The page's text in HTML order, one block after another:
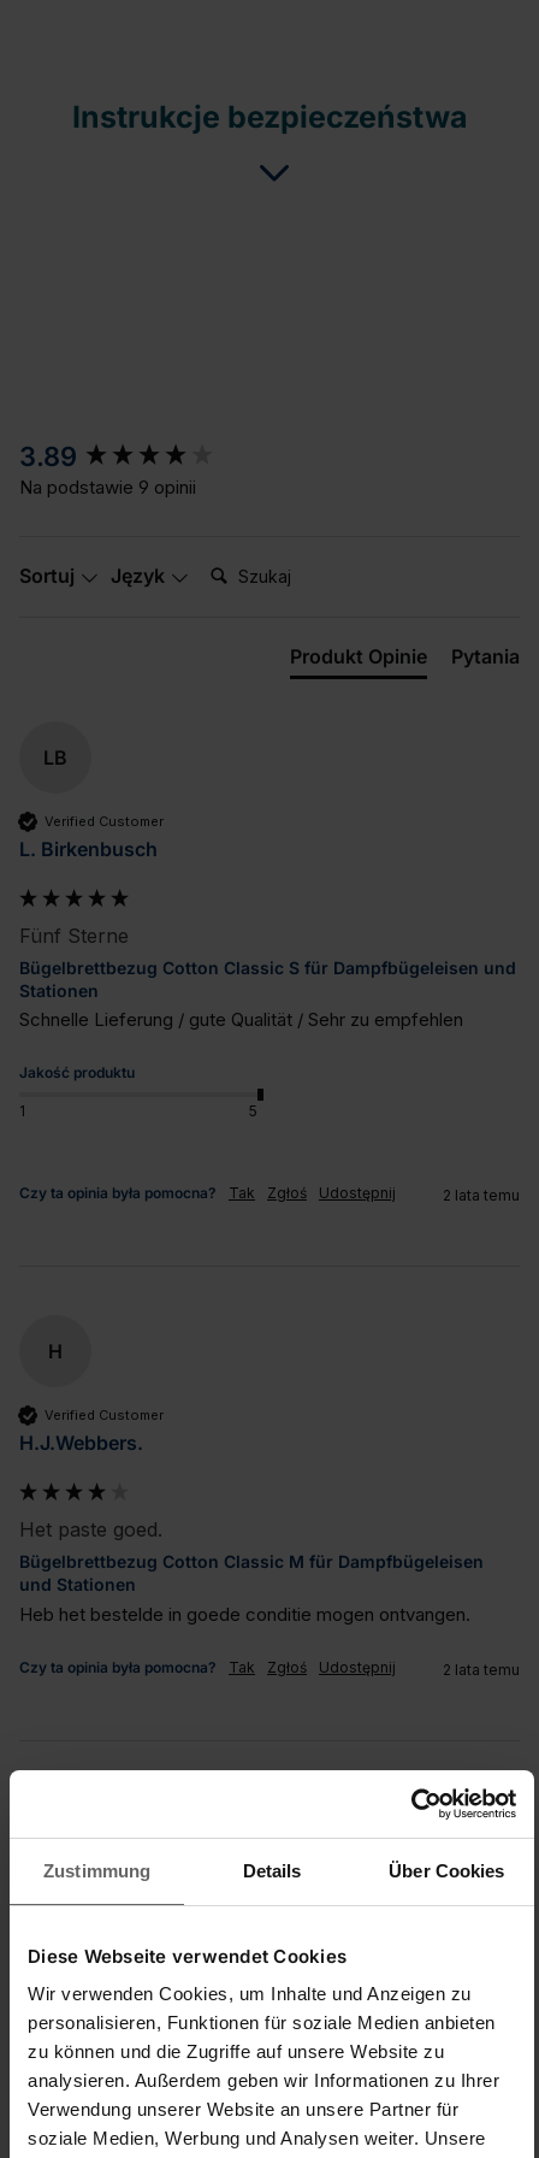
Zustimmung Details Über Cookies
Diese Webseite verwendet Cookies
Wir verwenden Cookies, um Inhalte und Anzeigen zu
personalisieren, Funktionen für soziale Medien anbieten
zu können und die Zugriffe auf unsere Website zu
analysieren. Außerdem geben wir Informationen zu Ihrer
Verwendung unserer Website an unsere Partner für
soziale Medien, Werbung und Analysen weiter. Unsere
Instrukcje bezpieczeństwa
3.89
Na podstawie 9 opinii
Sortuj Język Szukaj:
Produkt Opinie Pytania
LB
Verified Customer
L. Birkenbusch
Fünf Sterne
Bügelbrettbezug Cotton Classic S für Dampfbügeleisen und
Stationen
Schnelle Lieferung / gute Qualität / Sehr zu empfehlen
Jakość produktu
1 5
Czy ta opinia była pomocna? Tak Zgłoś Udostępnij 2 lata temu
H
Verified Customer
H.J.Webbers.
Het paste goed.
Bügelbrettbezug Cotton Classic M für Dampfbügeleisen
und Stationen
Heb het bestelde in goede conditie mogen ontvangen.
Czy ta opinia była pomocna? Tak Zgłoś Udostępnij 2 lata temu
Pokrowiec
Bügelbrettbezug Cotton Classic S für Dampfbügeleisen und
Stationen
Pokrowiec posiada estetyczny wzór, uszyty schludnie,
pasuje do odpowiedniego wymiaru deski, spełnia swoją
funkcje.
New content loaded